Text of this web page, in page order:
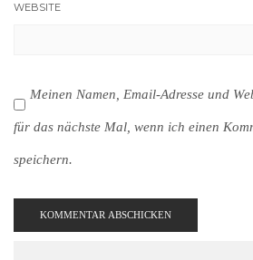
WEBSITE
Meinen Namen, Email-Adresse und
für das nächste Mal, wenn ich einen
speichern.